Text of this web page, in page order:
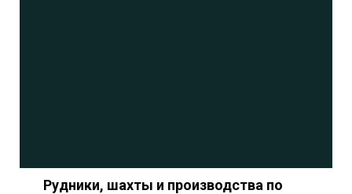
Рудники, шахты и производства по